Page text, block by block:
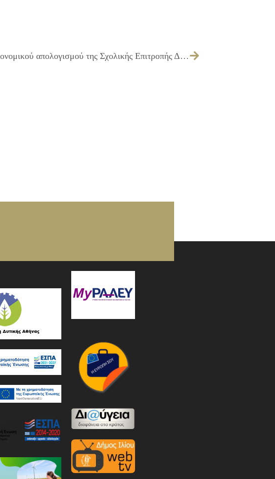
126/2013 – Έγκριση οικονομικού απολογισμού της Σχολικής Επιτροπής Δευτεροβάθμιας Εκπαίδευσης έτους 2012